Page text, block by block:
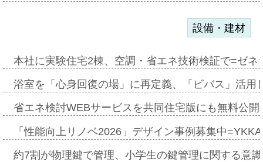
設備・建材
本社に実験住宅2棟、空調・省エネ技術検証で=ゼ
浴室を「心身回復の場」に再定義、「ビバス」活
省エネ検討WEBサービスを共同住宅版にも無料公
「性能向上リノベ2026」デザイン事例募集中
約7割が物理鍵で管理、小学生の鍵管理に関する意